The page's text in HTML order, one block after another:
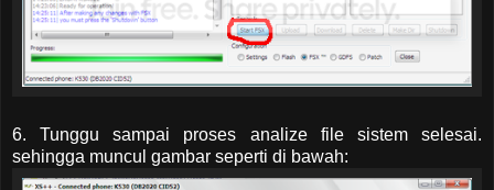
6. Tunggu sampai proses analize file sistem selesai.
sehingga muncul gambar seperti di bawah: